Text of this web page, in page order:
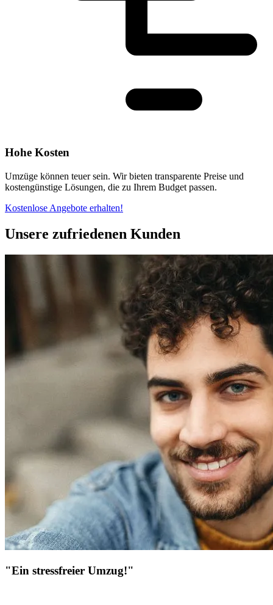
Hohe Kosten
Umzüge können teuer sein. Wir bieten transparente Preise und
kostengünstige Lösungen, die zu Ihrem Budget passen.
Kostenlose Angebote erhalten!
Unsere zufriedenen Kunden
"Ein stressfreier Umzug!"